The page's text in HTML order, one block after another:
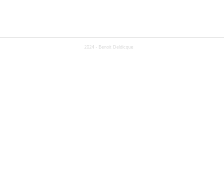
2024 - Benoit Deldicque